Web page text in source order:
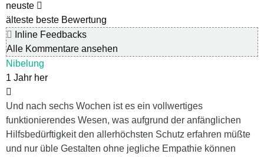
neuste
älteste beste Bewertung
Inline Feedbacks
Alle Kommentare ansehen
Nibelung
1 Jahr her
Und nach sechs Wochen ist es ein vollwertiges
funktionierendes Wesen, was aufgrund der anfänglichen
Hilfsbedürftigkeit den allerhöchsten Schutz erfahren müßte
und nur üble Gestalten ohne jegliche Empathie können